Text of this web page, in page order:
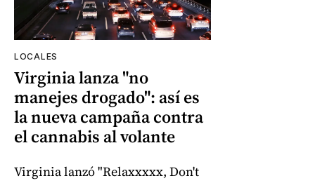
LOCALES
Virginia lanza "no
manejes drogado": así es
la nueva campaña contra
el cannabis al volante
Virginia lanzó "Relaxxxxx, Don't